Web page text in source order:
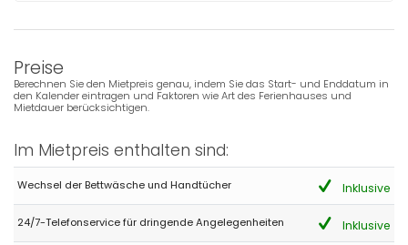
Preise
Berechnen Sie den Mietpreis genau, indem Sie das Start- und Enddatum in
den Kalender eintragen und Faktoren wie Art des Ferienhauses und
Mietdauer berücksichtigen.
Im Mietpreis enthalten sind:
Wechsel der Bettwäsche und Handtücher Inklusive
24/7-Telefonservice für dringende Angelegenheiten Inklusive